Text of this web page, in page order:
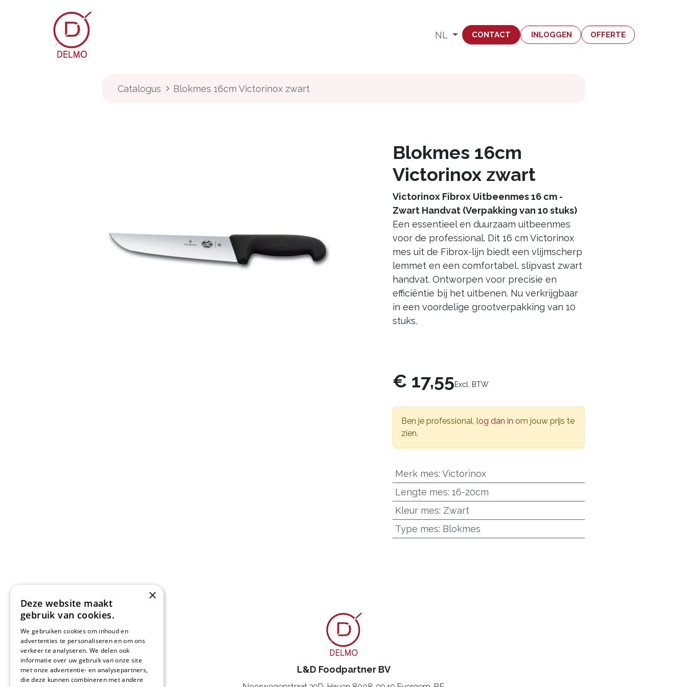
NL CONTACT INLOGGEN OFFERTE
Catalogus Blokmes 16cm Victorinox zwart
Blokmes 16cm
Victorinox zwart
Victorinox Fibrox Uitbeenmes 16 cm -
Zwart Handvat (Verpakking van 10 stuks)
Een essentieel en duurzaam uitbeenmes
voor de professional. Dit 16 cm Victorinox
mes uit de Fibrox-lijn biedt een vlijmscherp
lemmet en een comfortabel, slipvast zwart
handvat. Ontworpen voor precisie en
efficiëntie bij het uitbenen. Nu verkrijgbaar
in een voordelige grootverpakking van 10
stuks.
€ 17,55Excl. BTW
Ben je professional,log dan in om jouw prijs te
zien.
Merk mes:Victorinox
Lengte mes:16-20cm
Kleur mes: Zwart
Type mes: Blokmes
L&D Foodpartner BV
×
Deze website maakt
gebruik van cookies.
We gebruiken cookies om inhoud en
advertenties te personaliseren en om ons
verkeer te analyseren. We delen ook
informatie over uw gebruik van onze site
met onze advertentie- en analysepartners,
die deze kunnen combineren met andere